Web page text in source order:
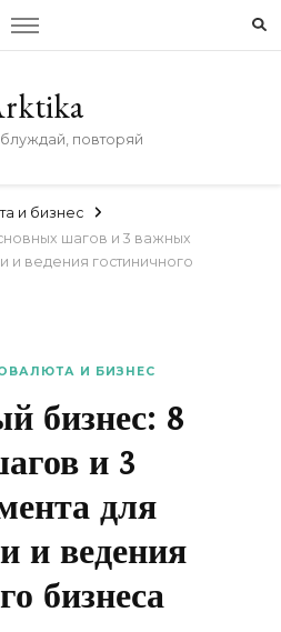
повторяй
и бизнес
шагов и 3 важных
и ведения гостиничного
И БИЗНЕС
бизнес: 8
и 3
для
и ведения
бизнеса